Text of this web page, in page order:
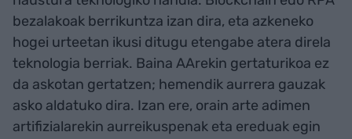
bezalakoak berrikuntza izan dira, eta azkeneko
hogei urteetan ikusi ditugu etengabe atera direla
teknologia berriak. Baina AArekin gertaturikoa ez
da askotan gertatzen; hemendik aurrera gauzak
asko aldatuko dira. Izan ere, orain arte adimen
artifizialarekin aurreikuspenak eta ereduak egin